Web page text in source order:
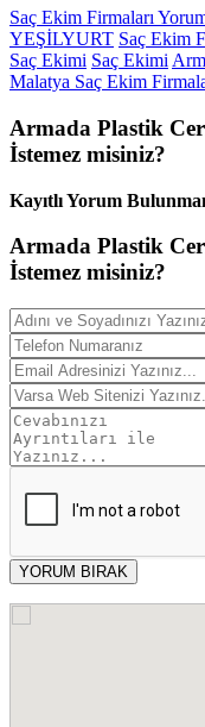
Saç Ekim Firmaları
YEŞİLYURT Saç Ekim
Saç Ekimi Saç Ekimi
Malatya Saç Ekim
Armada Plastik
İstemez misiniz?
Kayıtlı Yorum
Armada Plastik
İstemez misiniz?
YORUM BIRAK